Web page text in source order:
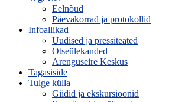
Eelnõud
Päevakorrad ja protokollid
Infoallikad
Uudised ja pressiteated
Otseülekanded
Arenguseire Keskus
Tagasiside
Tulge külla
Giidid ja ekskursioonid